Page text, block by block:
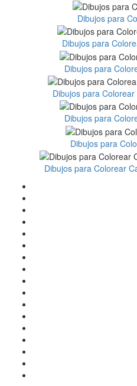
Dibujos para
Dibujos para
Dibujos para
Dibujos para
Dibujos para
Dibujos para
Dibujos para Colorear